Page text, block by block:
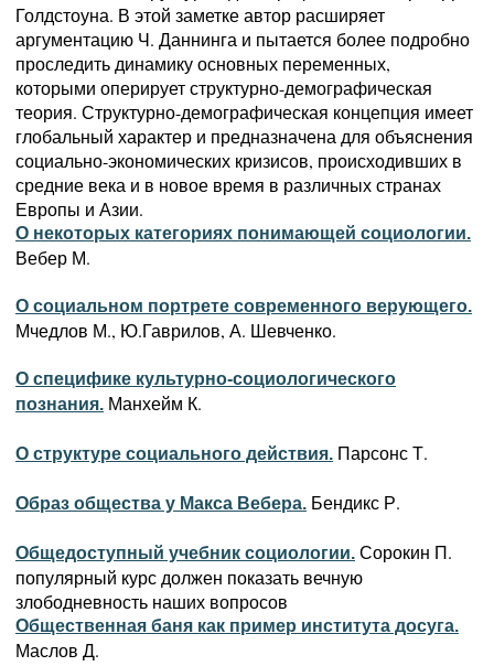
Голдстоуна. В этой заметке автор расширяет
аргументацию Ч. Даннинга и пытается более подробно
проследить динамику основных переменных,
которыми оперирует структурно-демографическая
теория. Структурно-демографическая концепция имеет
глобальный характер и предназначена для объяснения
социально-экономических кризисов, происходивших в
средние века и в новое время в различных странах
Европы и Азии.
О некоторых категориях понимающей социологии.
Вебер М.
О социальном портрете современного верующего.
Мчедлов М., Ю.Гаврилов, А. Шевченко.
О специфике культурно-социологического
познания. Манхейм К.
О структуре социального действия. Парсонс Т.
Образ общества у Макса Вебера. Бендикс Р.
Общедоступный учебник социологии. Сорокин П.
популярный курс должен показать вечную
злободневность наших вопросов
Общественная баня как пример института досуга.
Маслов Д.